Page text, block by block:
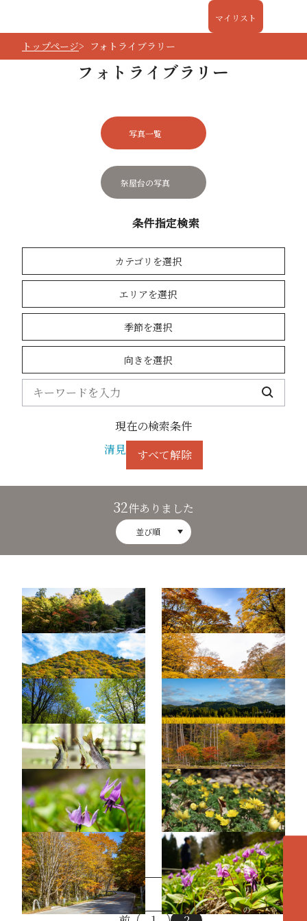
マイリスト
トップページ フォトライブラリー
フォトライブラリー
写真一覧
祭屋台の写真
条件指定検索
カテゴリを選択
エリアを選択
季節を選択
向きを選択
現在の検索条件
清見
すべて解除
32件ありました
並び順
平滝1 せせらぎ街道（秋）8
せせらぎ街道（秋）6 せせらぎ街道（秋）3
せせらぎ街道（夏）1 稲穂の景色
パスカル清見キャンプ場 せせらぎ街道（秋）5
大原カタクリ群生地1
（西光寺）フクジュソウ
2
せせらぎ街道（秋）9 大原カタクリ群生地3